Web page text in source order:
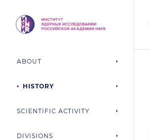
ABOUT
HISTORY
SCIENTIFIC ACTIVITY
DIVISIONS